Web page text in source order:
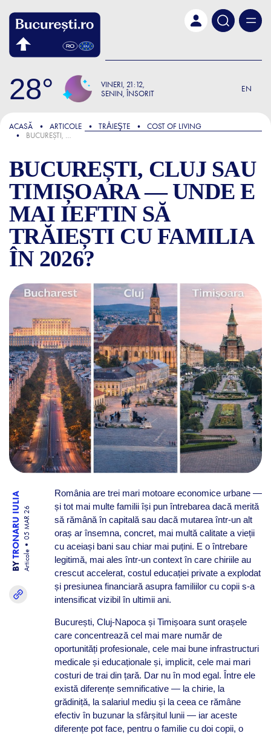
28 VINERI 21:12
SENIN, ÎNSORIT
EN
FOCUS
ACASĂ ARTICOLE TRǍIEŞTE
COST OF LIVING
BUCUREȘTI, CLUJ SAU TIMIȘOARA — UNDE E MAI IEFTIN SĂ TRĂIEȘTI CU FAMILIA ÎN 2026?
BUCUREȘTI, CLUJ SAU
TIMIȘOARA — UNDE E
MAI IEFTIN SĂ
TRĂIEȘTI CU FAMILIA
ÎN 2026?
BUCUREȘTI, CLUJ SAU
BY
TRONARU IULIA
Articole
05 MAR 26
România are trei mari motoare economice urbane —
și tot mai multe familii își pun întrebarea dacă merită
să rămână în capitală sau dacă mutarea într-un alt
oraș ar însemna, concret, mai multă calitate a vieții
cu aceiași bani sau chiar mai puțini. E o întrebare
legitimă, mai ales într-un context în care chiriile au
crescut accelerat, costul educației private a explodat
și presiunea financiară asupra familiilor cu copii s-a
intensificat vizibil în ultimii ani.
București, Cluj-Napoca și Timișoara sunt orașele
care concentrează cel mai mare număr de
oportunități profesionale, cele mai bune infrastructuri
medicale și educaționale și, implicit, cele mai mari
costuri de trai din țară. Dar nu în mod egal. Între ele
există diferențe semnificative — la chirie, la
grădiniță, la salariul mediu și la ceea ce rămâne
efectiv în buzunar la sfârșitul lunii — iar aceste
diferențe pot face, pentru o familie cu doi copii, o